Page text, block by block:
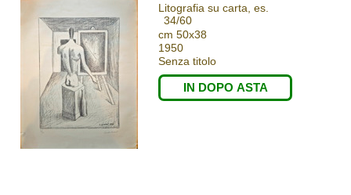
Litografia su carta, es.
34/60
cm 50x38
1950
Senza titolo
IN DOPO ASTA